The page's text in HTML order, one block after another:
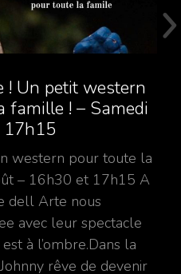
! Un petit western
famille ! – Samedi
western pour toute la
– 16h30 et 17h15 A
dell Arte nous
avec leur spectacle
à l’ombre.Dans la
rêve de devenir